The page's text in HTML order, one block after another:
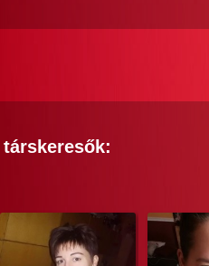
társkeresők: